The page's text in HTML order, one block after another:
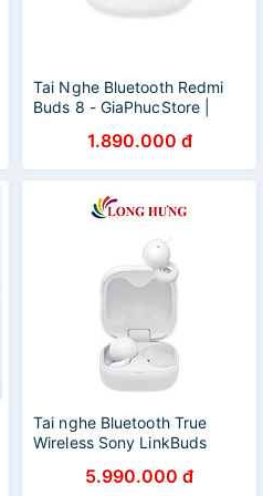
Tai Nghe Bluetooth Redmi
Buds 8 - GiaPhucStore |
1.890.000 đ
Tai nghe Bluetooth True
Wireless Sony LinkBuds
5.990.000 đ